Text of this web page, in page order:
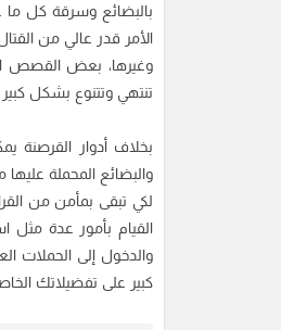
بالبضائع وسرقة كل ما
الأمر قدر عالي من
وغيرها، بعض القصص
تنتهي وتتنوع بشكل
بخلاف أدوار القرصنة
والبضائع المحملة
لكي تبقى بمأمن من
القيام بأمور عدة مثل
والدخول إلى الحملات
كبير على تفضيلاتك